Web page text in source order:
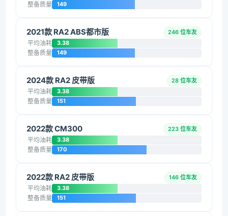
整备质量 149
2021款 RA2 ABS都市版 246 位车友
平均油耗 3.38
整备质量 149
2024款 RA2 皮带版 28 位车友
平均油耗 3.38
整备质量 151
2022款 CM300 223 位车友
平均油耗 3.38
整备质量 170
2022款 RA2 皮带版 146 位车友
平均油耗 3.38
整备质量 151